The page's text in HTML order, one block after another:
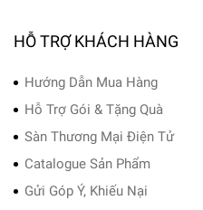
HỖ TRỢ KHÁCH HÀNG
Hướng Dẫn Mua Hàng
Hỗ Trợ Gói & Tặng Quà
Sàn Thương Mại Điện Tử
Catalogue Sản Phẩm
Gửi Góp Ý, Khiếu Nại